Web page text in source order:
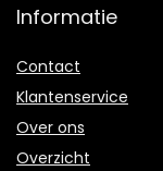
Informatie
Contact
Klantenservice
Over ons
Overzicht